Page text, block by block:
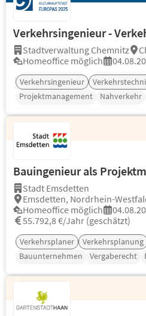
Verkehrsingenieur -
Stadtverwaltung Chemnitz
Homeoffice möglich
Verkehrsingenieur
Projektmanagement
Nahverkehr
Bauingenieur als
Stadt Emsdetten
Emsdetten, Nordrhein-
Homeoffice möglich
55.792,8 €/Jahr (geschätzt)
Verkehrsplaner Verkehrsplanung
Bauunternehmen
Vergaberecht